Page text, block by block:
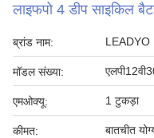
लाइफपो 4 डीप साइकिल
ब्रांड नाम: LEADYO
मॉडल संख्या:
एमओक्यू: 1 टुकड़ा
कीमत: बातचीत